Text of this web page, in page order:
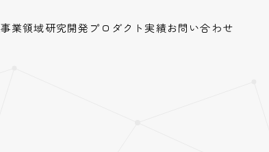
事業領域研究開発 プロダクト 実績お問い合わせ